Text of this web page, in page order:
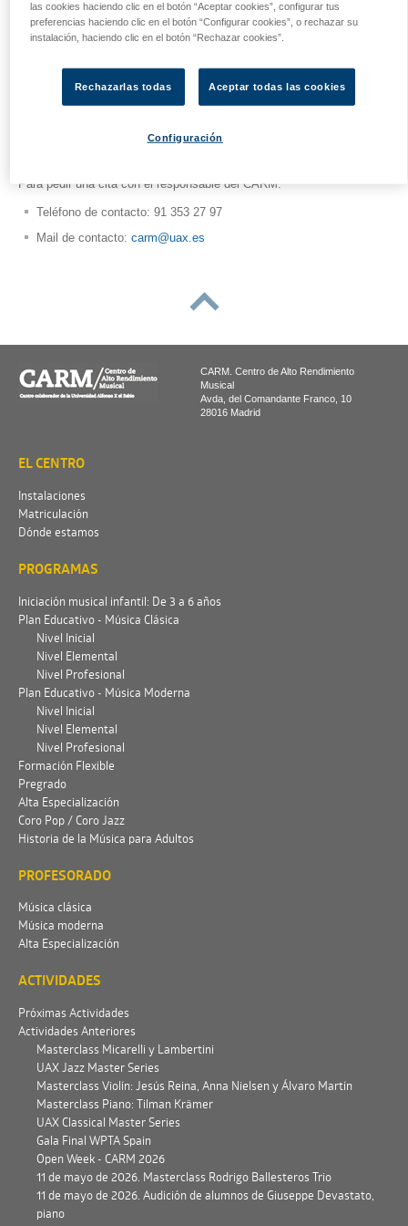
Realizaremos una valoración de nivel para proponerte el programa y
pero la actividad delCARMse desarrolla de lunes a viernes,
Puedes solicitar una clase de prueba con cualquiera de nuestros
Para pedir una cita con el responsable del CARM:
Teléfono de contacto: 91 353 27 97
Mail de contacto: carm@uax.es
CARM. Centro de Alto Rendimiento
Musical
Avda, del Comandante Franco, 10
28016 Madrid
EL CENTRO
Instalaciones
Matriculación
Dónde estamos
PROGRAMAS
Iniciación musical infantil: De 3 a 6 años
Plan Educativo - Música Clásica
Nivel Inicial
Nivel Elemental
Nivel Profesional
Plan Educativo - Música Moderna
Nivel Inicial
Nivel Elemental
Nivel Profesional
Formación Flexible
Pregrado
Alta Especialización
Coro Pop / Coro Jazz
Historia de la Música para Adultos
PROFESORADO
Música clásica
Música moderna
Alta Especialización
ACTIVIDADES
Próximas Actividades
Actividades Anteriores
Masterclass Micarelli y Lambertini
UAX Jazz Master Series
Masterclass Violín: Jesús Reina, Anna Nielsen y Álvaro Martín
Masterclass Piano: Tilman Krämer
UAX Classical Master Series
Gala Final WPTA Spain
Open Week - CARM 2026
11 de mayo de 2026. Masterclass Rodrigo Ballesteros Trio
11 de mayo de 2026. Audición de alumnos de Giuseppe Devastato,
piano
las cookies haciendo clic en el botón “Aceptar cookies”, configurar tus
preferencias haciendo clic en el botón “Configurar cookies”, o rechazar su
instalación, haciendo clic en el botón “Rechazar cookies”.
Rechazarlas todas Aceptar todas las cookies
Configuración